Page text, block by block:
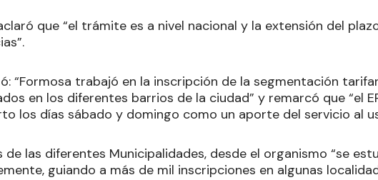
que “el trámite es a nivel nacional y la extensión del
“Formosa trabajó en la inscripción de la segmentación
en los diferentes barrios de la ciudad” y remarcó que “el
los días sábado y domingo como un aporte del servicio al
de las diferentes Municipalidades, desde el organismo “se
guiando a más de mil inscripciones en algunas